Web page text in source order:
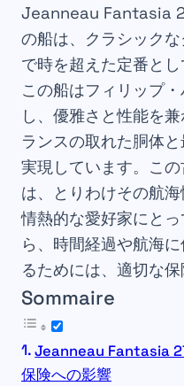
Jeanneau Fantasia
の船は、クラシックな
で時を超えた定番と
この船はフィリップ・
し、優雅さと性能を
ランスの取れた胴体
実現しています。この
は、とりわけその航
情熱的な愛好家にとっ
ら、時間経過や航海
るためには、適切な
Sommaire
Jeanneau Fantasia
保険への影響